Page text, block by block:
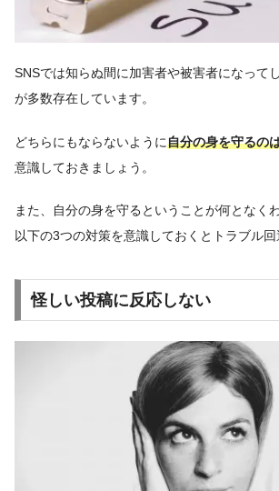
SNSでは知らぬ間に加害者や被害者になって
が多数存在しています。
どちらにもならないように自分の身を守るの
意識しておきましょう。
また、自分の身を守るということが何となく
以下の3つの対策を意識しておくとトラブル回
怪しい投稿に反応しない